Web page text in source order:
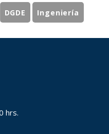
DGDE Ingeniería